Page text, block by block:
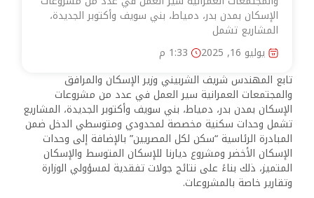
الإسكان بمدن بدر، دمياط، بني سويف وأكتوبر الجديدة،
المشاريع تشمل
يوليو 16, 2025
1:33 م
تابع المهندس شريف الشربيني وزير الإسكان والمرافق
والمجتمعات العمرانية سير العمل في عدد من مشروعات
الإسكان بمدن بدر، دمياط، بني سويف وأكتوبر الجديدة، المشاريع
تشمل وحدات سكنية مخصصة لمحدودي ومتوسطي الدخل ضمن
المبادرة الرئاسية “سكن لكل المصريين” بالإضافة إلى وحدات
الإسكان الأخضر ومشروع ديارنا للإسكان المتوسط والإسكان
المتميز، ذلك بناءً على نتائج جولات تفقدية لمسؤولي الوزارة
وتقارير خاصة بالمشروعات.